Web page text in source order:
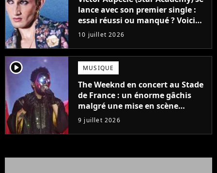
lance avec son premier single :
essai réussi ou manqué ? Voici
notre avis !
10 juillet 2026
player2 MUSIQUE
The Weeknd en concert au Stade
de France : un énorme gâchis
malgré une mise en scène
colossale
9 juillet 2026